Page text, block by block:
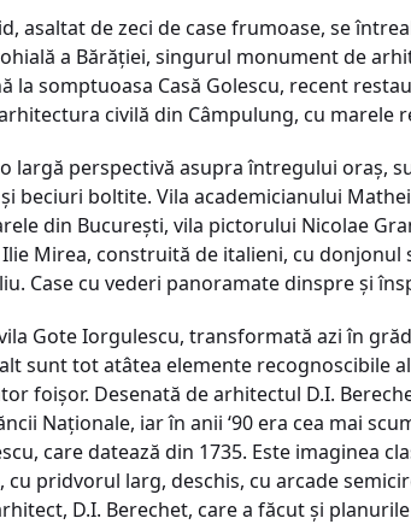
asaltat de zeci de case frumoase, se
a Bărăţiei, singurul monument de
la somptuoasa Casă Golescu, recent
civilă din Câmpulung, cu marele
largă perspectivă asupra întregului oraş,
beciuri boltite. Vila academicianului
din Bucureşti, vila pictorului Nicolae
Mirea, construită de italieni, cu
Case cu vederi panoramate dinspre şi
Gote Iorgulescu, transformată azi în
sunt tot atâtea elemente recognoscibile
foişor. Desenată de arhitectul D.I.
Naţionale, iar în anii ‘90 era cea mai
care datează din 1735. Este imaginea
pridvorul larg, deschis, cu arcade
D.I. Berechet, care a făcut şi